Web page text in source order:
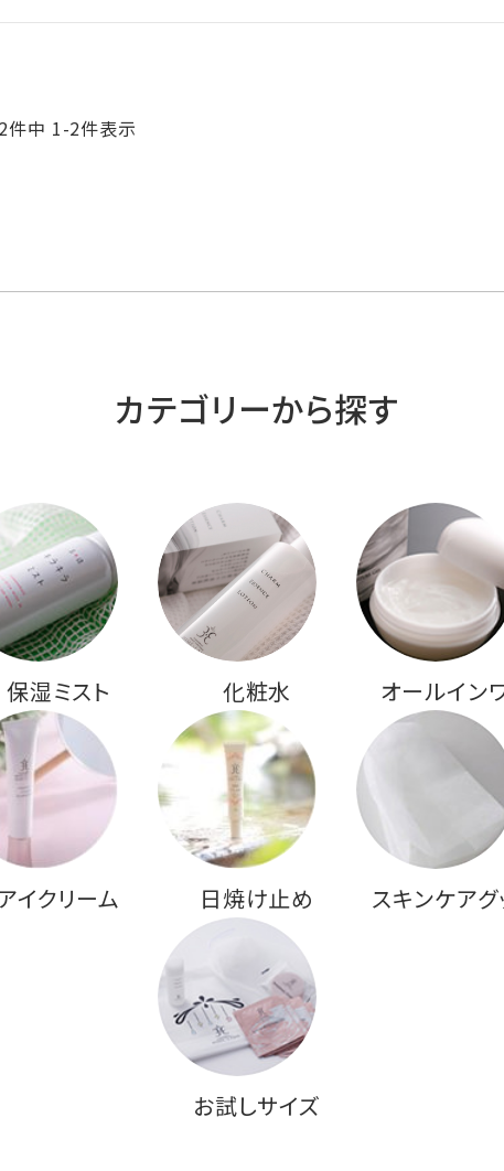
2件中 1-2件表示
カテゴリーから探す
保湿ミスト 化粧水 オールイン
イクリーム 日焼け止め スキンケアグ
お試しサイズ